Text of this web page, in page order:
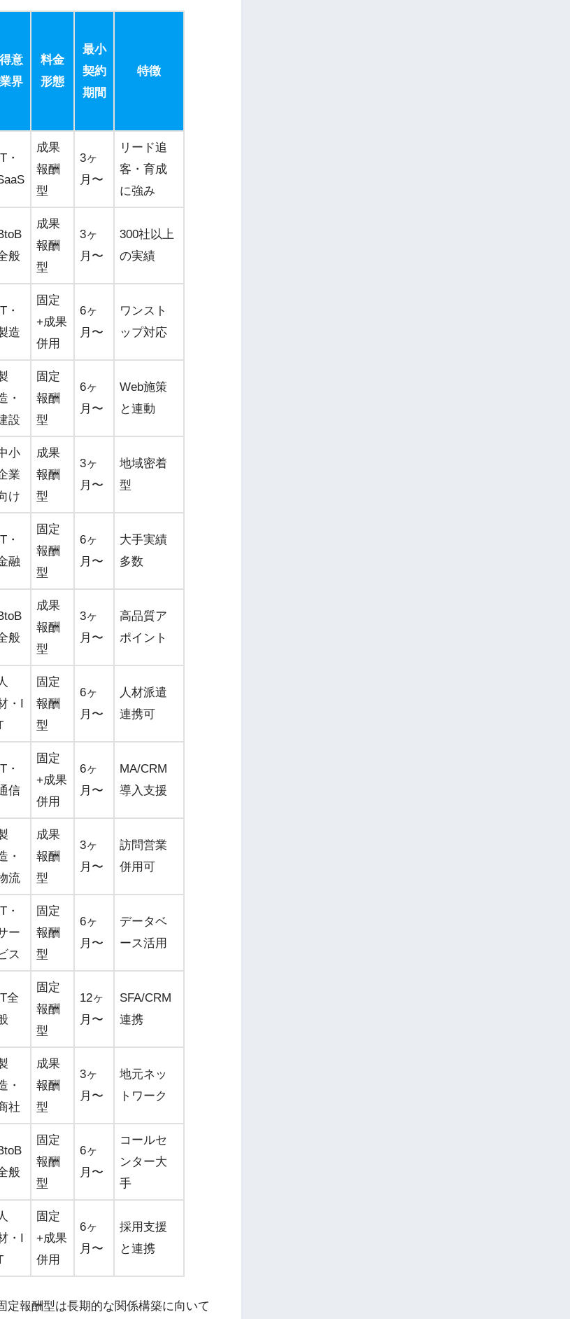
得意
業界
料金
形態
最小
契約
期間
特徴
・
成果
報酬
型
3ヶ
月〜
リード追
客・育成
に強み
般
成果
報酬
型
3ヶ
月〜
300社以上
の実績
・
造
固定
+成果
併用
6ヶ
月〜
ワンスト
ップ対応
・
設
固定
報酬
型
6ヶ
月〜
Web施策
と連動
小
業
け
成果
報酬
型
3ヶ
月〜
地域密着
型
・
融
固定
報酬
型
6ヶ
月〜
大手実績
多数
般
成果
報酬
型
3ヶ
月〜
高品質ア
ポイント
人
・I
固定
報酬
型
6ヶ
月〜
人材派遣
連携可
・
信
固定
+成果
併用
6ヶ
月〜
MA/CRM
導入支援
・
流
成果
報酬
型
3ヶ
月〜
訪問営業
併用可
・
ー
ス
固定
報酬
型
6ヶ
月〜
データベ
ース活用
全
固定
報酬
型
12ヶ
月〜
SFA/CRM
連携
・
社
成果
報酬
型
3ヶ
月〜
地元ネッ
トワーク
般
固定
報酬
型
6ヶ
月〜
コールセ
ンター大
手
人
・I
固定
+成果
併用
6ヶ
月〜
採用支援
と連携
定報酬型は長期的な関係構築に向いて